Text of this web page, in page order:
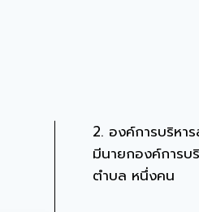
2. องค์การบริหา
มีนายกองค์การบ
ตำบล หนึ่งคน